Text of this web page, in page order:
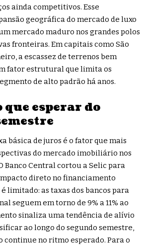
ainda competitivos. Esse
geográfica do mercado de luxo
mercado maduro nos grandes polos
fronteiras. Em capitais como São
a escassez de terrenos bem
fator estrutural que limita os
de alto padrão há anos.
que esperar do
básica de juros é o fator que mais
do mercado imobiliário nos
Banco Central cortou a Selic para
impacto direto no financiamento
limitado: as taxas dos bancos para
seguem em torno de 9% a 11% ao
sinaliza uma tendência de alívio
ao longo do segundo semestre,
continue no ritmo esperado. Para o